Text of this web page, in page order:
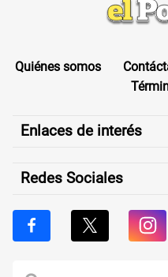
Quiénes somos
Enlaces de interés
Redes Sociales